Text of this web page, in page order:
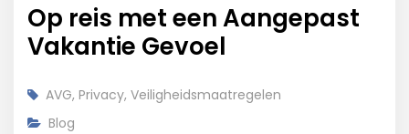
Op reis met een Aangepast
Vakantie Gevoel
AVG, Privacy, Veiligheidsmaatregelen
Blog